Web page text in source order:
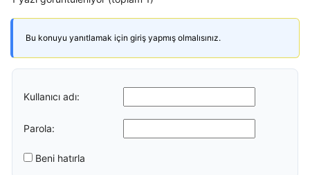
Bu konuyu yanıtlamak için giriş yapmış olmalısınız.
Kullanıcı adı:
Parola:
Beni hatırla